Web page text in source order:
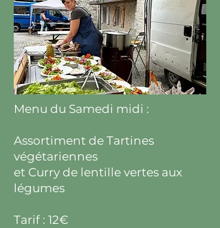
Menu du Samedi midi :
Assortiment de Tartines
végétariennes
et Curry de lentille vertes aux
légumes
Tarif : 12€